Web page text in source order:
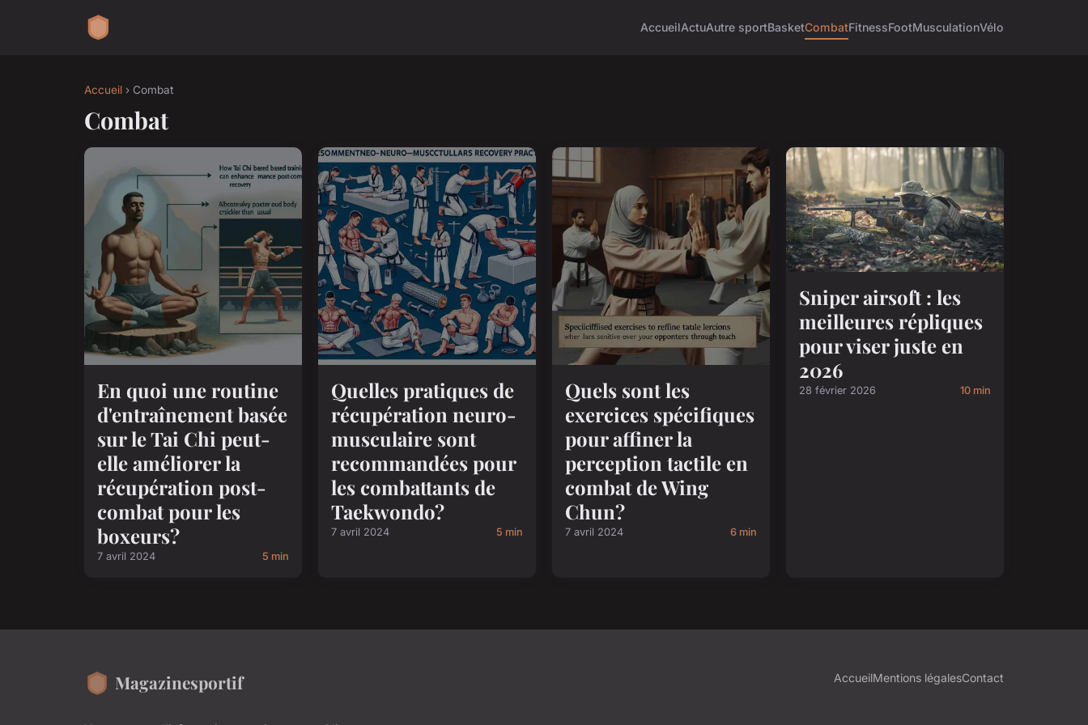
AccueilActuAutre sportBasketCombatFitnessFootMusculationVélo
Accueil › Combat
Combat
En quoi une routine
d'entraînement basée
sur le Tai Chi peut-
elle améliorer la
récupération post-
combat pour les
boxeurs?
7 avril 2024 5 min
Quelles pratiques de
récupération neuro-
musculaire sont
recommandées pour
les combattants de
Taekwondo?
7 avril 2024 5 min
Quels sont les
exercices spécifiques
pour affiner la
perception tactile en
combat de Wing
Chun?
7 avril 2024 6 min
Sniper airsoft : les
meilleures répliques
pour viser juste en
2026
28 février 2026 10 min
Magazinesportif AccueilMentions légalesContact